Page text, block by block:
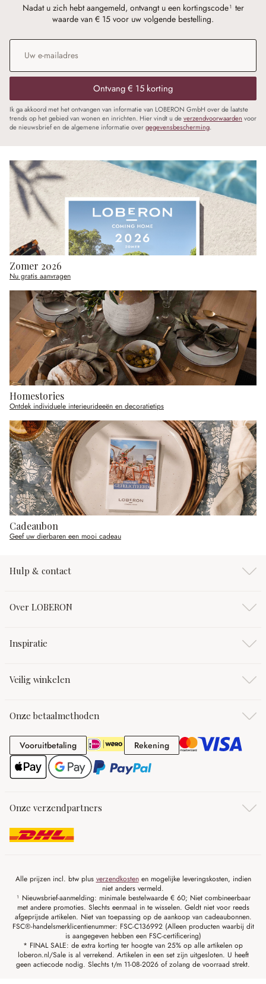
Nadat u zich hebt aangemeld, ontvangt u een kortingscode¹ ter
waarde van € 15 voor uw volgende bestelling.
E-mailadres
Ontvang € 15 korting
Ik ga akkoord met het ontvangen van informatie van LOBERON GmbH over de laatste
trends op het gebied van wonen en inrichten. Hier vindt u deverzendvoorwaarden voor
de nieuwsbrief en de algemene informatie overgegevensbescherming.
Zomer 2026
Nu gratis aanvragen
Homestories
Ontdek individuele interieurideeën en decoratietips
Cadeaubon
Geef uw dierbaren een mooi cadeau
Hulp & contact
Over LOBERON
Inspiratie
Veilig winkelen
Onze betaalmethoden
VooruitbetalingVooruitbetaling RekeningRekening
Onze verzendpartners
Alle prijzen incl. btw plus verzendkostenen mogelijke leveringskosten, indien
niet anders vermeld.
¹ Nieuwsbrief-aanmelding: minimale bestelwaarde € 60; Niet combineerbaar
met andere promoties. Slechts eenmaal in te wisselen. Geldt niet voor reeds
afgeprijsde artikelen. Niet van toepassing op de aankoop van cadeaubonnen.
FSC®-handelsmerklicentienummer: FSC-C136992 (Alleen producten waarbij dit
is aangegeven hebben een FSC-certificering)
* FINAL SALE: de extra korting ter hoogte van 25% op alle artikelen op
loberon.nl/Sale is al verrekend. Artikelen in een set zijn uitgesloten. U heeft
geen actiecode nodig. Slechts t/m 11-08-2026 of zolang de voorraad strekt.